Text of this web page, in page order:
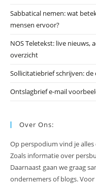
Sabbatical nemen: wat
mensen ervoor?
NOS Teletekst: live nieuws,
overzicht
Sollicitatiebrief schrijven:
Ontslagbrief e-mail
Over Ons:
Op perspodium vind je
Zoals informatie over
Daarnaast gaan we graag
ondernemers of blogs.